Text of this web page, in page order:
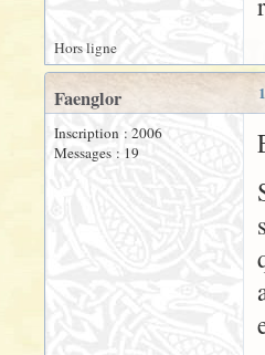
Hors ligne
Faenglor
Inscription : 2006
Messages : 19